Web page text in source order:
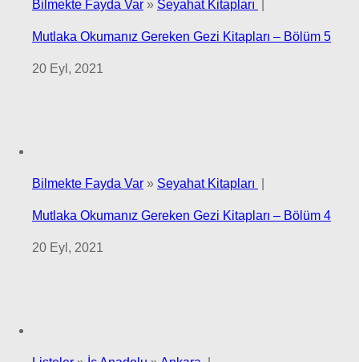
Bilmekte Fayda Var » Seyahat Kitapları
Mutlaka Okumanız Gereken Gezi Kitapları – Bölüm 5
20 Eyl, 2021
Bilmekte Fayda Var » Seyahat Kitapları
Mutlaka Okumanız Gereken Gezi Kitapları – Bölüm 4
20 Eyl, 2021